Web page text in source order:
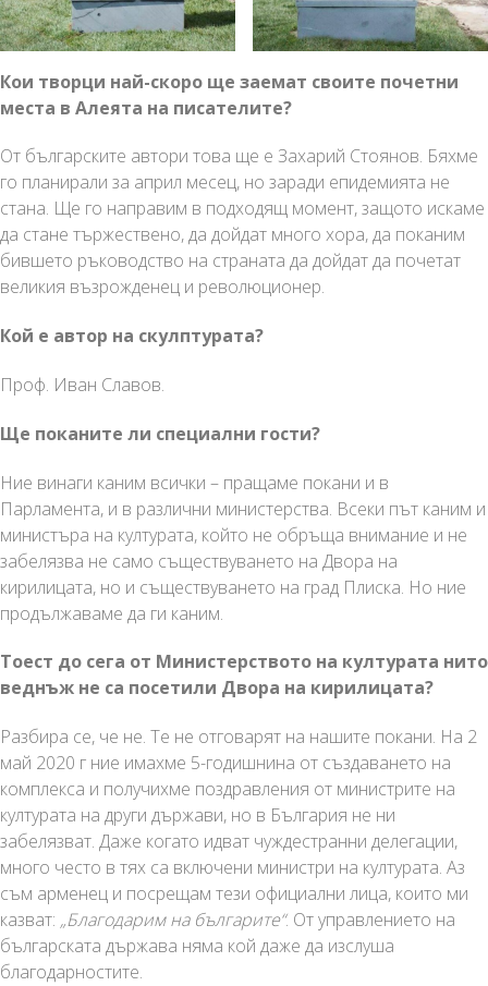
Кои творци най-скоро ще заемат своите почетни
места в Алеята на писателите?
От българските автори това ще е Захарий Стоянов. Бяхме
го планирали за април месец, но заради епидемията не
стана. Ще го направим в подходящ момент, защото искаме
да стане тържествено, да дойдат много хора, да поканим
бившето ръководство на страната да дойдат да почетат
великия възрожденец и революционер.
Кой е автор на скулптурата?
Проф. Иван Славов.
Ще поканите ли специални гости?
Ние винаги каним всички – пращаме покани и в
Парламента, и в различни министерства. Всеки път каним и
министъра на културата, който не обръща внимание и не
забелязва не само съществуването на Двора на
кирилицата, но и съществуването на град Плиска. Но ние
продължаваме да ги каним.
Тоест до сега от Министерството на културата нито
веднъж не са посетили Двора на кирилицата?
Разбира се, че не. Те не отговарят на нашите покани. На 2
май 2020 г ние имахме 5-годишнина от създаването на
комплекса и получихме поздравления от министрите на
културата на други държави, но в България не ни
забелязват. Даже когато идват чуждестранни делегации,
много често в тях са включени министри на културата. Аз
съм арменец и посрещам тези официални лица, които ми
казват: „Благодарим на българите“. От управлението на
българската държава няма кой даже да изслуша
благодарностите.